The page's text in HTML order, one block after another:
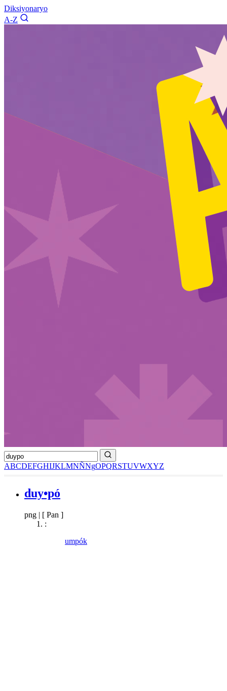
Diksiyonaryo
A-Z
ABCDEFGHIJKLMNÑNgOPQRSTUVWXYZ
duy•pó
png | [ Pan ]
:
umpók